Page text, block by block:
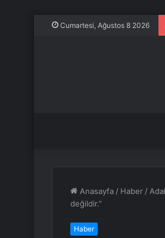
Cumartesi, Ağustos 8 2026
Anasayfa / Haber /
değildir.”
Haber